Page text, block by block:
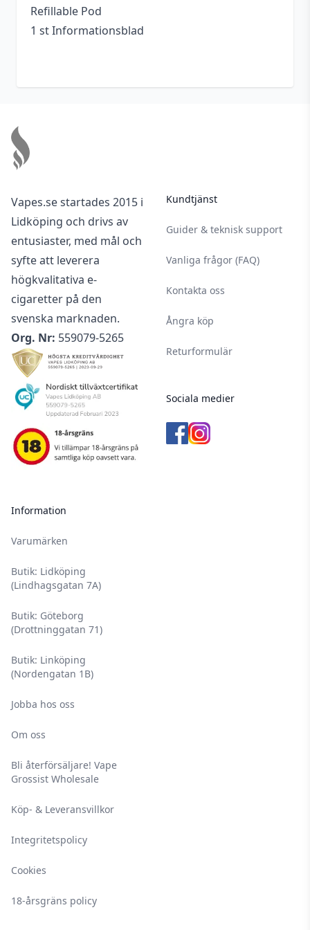
Refillable Pod
1 st Informationsblad
Vapes.se startades 2015 i
Lidköping och drivs av
entusiaster, med mål och
syfte att leverera
högkvalitativa e-
cigaretter på den
svenska marknaden.
Org. Nr: 559079-5265
Information
Varumärken
Butik: Lidköping
(Lindhagsgatan 7A)
Butik: Göteborg
(Drottninggatan 71)
Butik: Linköping
(Nordengatan 1B)
Jobba hos oss
Om oss
Bli återförsäljare! Vape
Grossist Wholesale
Köp- & Leveransvillkor
Integritetspolicy
Cookies
18-årsgräns policy
Kundtjänst
Guider & teknisk support
Vanliga frågor (FAQ)
Kontakta oss
Ångra köp
Returformulär
Sociala medier